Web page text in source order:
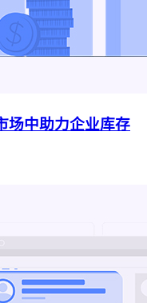
场中助力企业库存